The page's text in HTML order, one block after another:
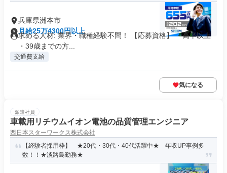
兵庫県洲本市
月給25万4300円以上
求める人材: 業界・職種経験不問！ 【応募資格】 ・高卒以上
・39歳までの方...
交通費支給
気になる
派遣社員
車載用リチウムイオン電池の品質管理エンジニア
西日本スターワークス株式会社
【経験者採用枠】 ★20代・30代・40代活躍中★ 年収UP事例多
数！！★淡路島勤務★